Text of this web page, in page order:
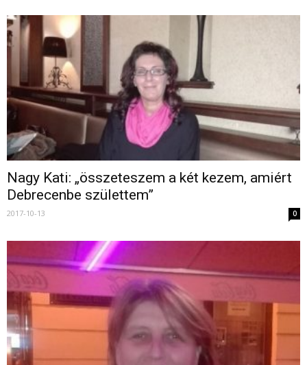
Nagy Kati: „összeteszem a két kezem, amiért
Debrecenbe születtem”
2017-10-13 0